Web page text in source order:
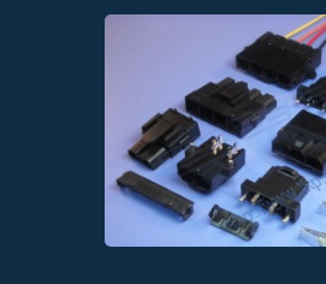
H20M5 조명 동적